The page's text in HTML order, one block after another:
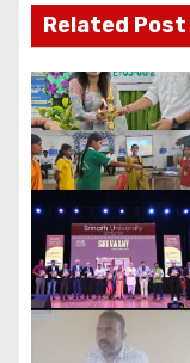
n
a
v
i
g
a
Related Post